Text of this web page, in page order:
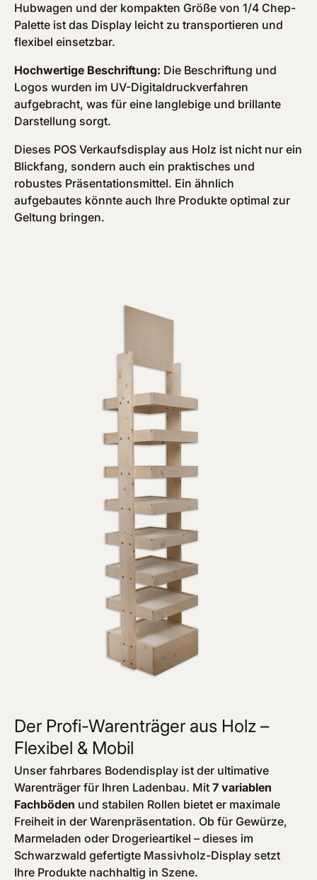
Hubwagen und der kompakten Größe von 1/4 Chep-
Palette ist das Display leicht zu transportieren und
flexibel einsetzbar.
Hochwertige Beschriftung: Die Beschriftung und
Logos wurden im UV-Digitaldruckverfahren
aufgebracht, was für eine langlebige und brillante
Darstellung sorgt.
Dieses POS Verkaufsdisplay aus Holz ist nicht nur ein
Blickfang, sondern auch ein praktisches und
robustes Präsentationsmittel. Ein ähnlich
aufgebautes könnte auch Ihre Produkte optimal zur
Geltung bringen.
Zu Produktinformationen springen
Der Profi-Warenträger aus Holz –
Flexibel & Mobil
Unser fahrbares Bodendisplay ist der ultimative
Warenträger für Ihren Ladenbau. Mit 7 variablen
Fachböden und stabilen Rollen bietet er maximale
Freiheit in der Warenpräsentation. Ob für Gewürze,
Marmeladen oder Drogerieartikel – dieses im
Schwarzwald gefertigte Massivholz-Display setzt
Ihre Produkte nachhaltig in Szene.